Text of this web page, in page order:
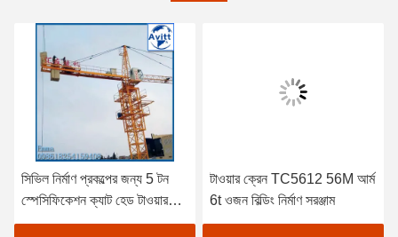
সিভিল নির্মাণ প্রকল্পের জন্য 5 টন
স্পেসিফিকেশন ক্যাট হেড টাওয়ার
ক্রেন
টাওয়ার ক্রেন TC5612 56M আর্ম
6t ওজন বিল্ডিং নির্মাণ সরঞ্জাম